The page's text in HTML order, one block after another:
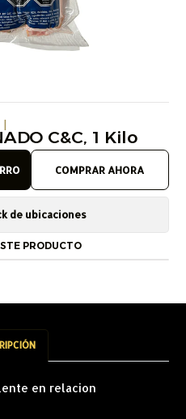
|
C&C, 1 Kilo
COMPRAR AHORA
de ubicaciones
PRODUCTO
en relacion